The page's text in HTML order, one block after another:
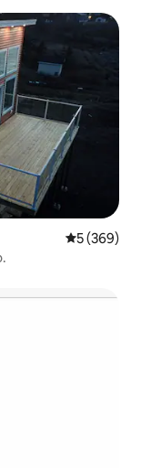
5 de uma
5 (369)